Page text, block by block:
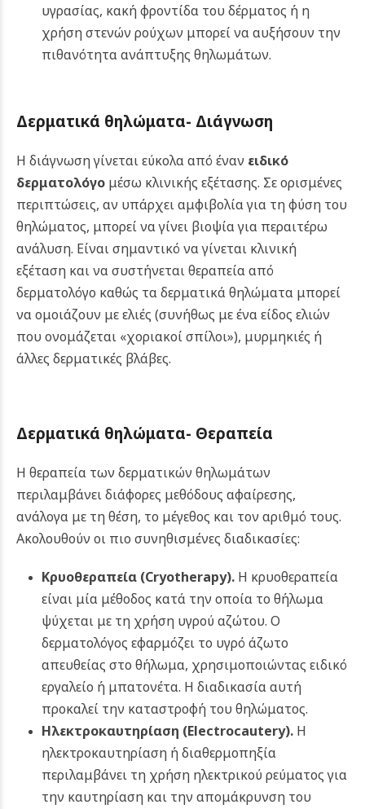
υγρασίας, κακή φροντίδα του δέρματος ή η
χρήση στενών ρούχων μπορεί να αυξήσουν την
πιθανότητα ανάπτυξης θηλωμάτων.
Δερματικά θηλώματα- Διάγνωση
Η διάγνωση γίνεται εύκολα από έναν ειδικό
δερματολόγο μέσω κλινικής εξέτασης. Σε ορισμένες
περιπτώσεις, αν υπάρχει αμφιβολία για τη φύση του
θηλώματος, μπορεί να γίνει βιοψία για περαιτέρω
ανάλυση. Είναι σημαντικό να γίνεται κλινική
εξέταση και να συστήνεται θεραπεία από
δερματολόγο καθώς τα δερματικά θηλώματα μπορεί
να ομοιάζουν με ελιές (συνήθως με ένα είδος ελιών
που ονομάζεται «χοριακοί σπίλοι»), μυρμηκιές ή
άλλες δερματικές βλάβες.
Δερματικά θηλώματα- Θεραπεία
Η θεραπεία των δερματικών θηλωμάτων
περιλαμβάνει διάφορες μεθόδους αφαίρεσης,
ανάλογα με τη θέση, το μέγεθος και τον αριθμό τους.
Ακολουθούν οι πιο συνηθισμένες διαδικασίες:
Κρυοθεραπεία (Cryotherapy). Η κρυοθεραπεία
είναι μία μέθοδος κατά την οποία το θήλωμα
ψύχεται με τη χρήση υγρού αζώτου. Ο
δερματολόγος εφαρμόζει το υγρό άζωτο
απευθείας στο θήλωμα, χρησιμοποιώντας ειδικό
εργαλείο ή μπατονέτα. Η διαδικασία αυτή
προκαλεί την καταστροφή του θηλώματος.
Ηλεκτροκαυτηρίαση (Electrocautery). Η
ηλεκτροκαυτηρίαση ή διαθερμοπηξία
περιλαμβάνει τη χρήση ηλεκτρικού ρεύματος για
την καυτηρίαση και την απομάκρυνση του